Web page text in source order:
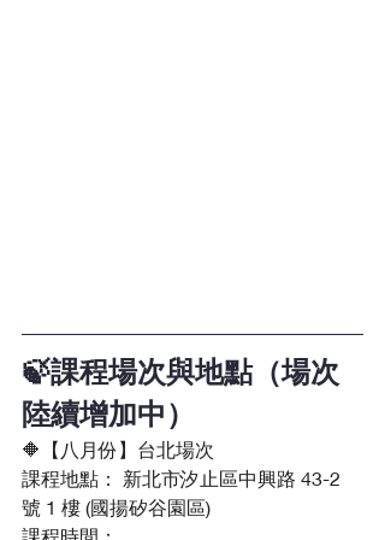
🍃課程場次與地點（場次
陸續增加中）
🔶【八月份】台北場次
課程地點： 新北市汐止區中興路 43-2
號 1 樓 (國揚矽谷園區)
課程時間：